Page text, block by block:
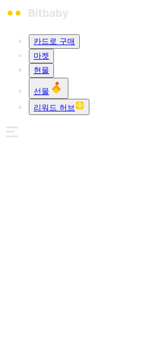
카드로 구매
마켓
현물
선물
리워드 허브